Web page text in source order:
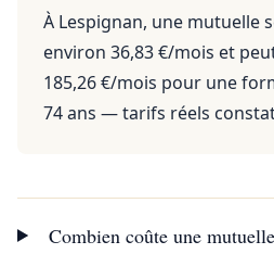
À Lespignan, une mutuelle
environ 36,83 €/mois et
185,26 €/mois pour une
74 ans — tarifs réels
Combien coûte une